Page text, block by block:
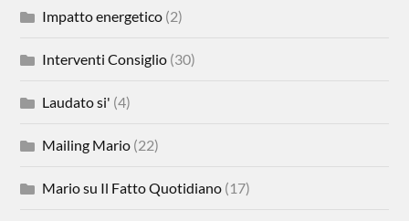
Impatto energetico (2)
Interventi Consiglio (30)
Laudato si' (4)
Mailing Mario (22)
Mario su Il Fatto Quotidiano (17)